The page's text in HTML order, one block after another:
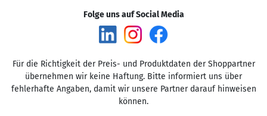
Folge uns auf Social Media
Für die Richtigkeit der Preis- und Produktdaten der Shoppartner
übernehmen wir keine Haftung. Bitte informiert uns über
fehlerhafte Angaben, damit wir unsere Partner darauf hinweisen
können.